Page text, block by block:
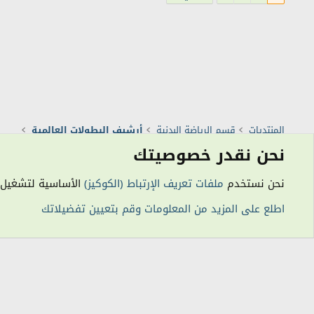
المنتديات قسم الرياضة البدنية
أرشيف البطولات العالمية
الكوكيز
التعليقات
نحن نقدر خصوصيتك
نحن نستخدم ملفات تعريف الإرتباط (الكوكيز) الأساسية لتشغيل
اطلع على المزيد من المعلومات وقم بتعيين تفضيلاتك